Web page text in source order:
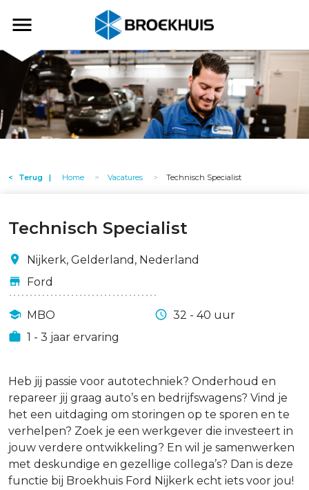
en
de
inhoud
gaan
Broekhuis
Terug Home Vacatures Technisch Specialist
Technisch Specialist
Nijkerk, Gelderland, Nederland
Ford
MBO
32 - 40 uur
1 - 3 jaar ervaring
Heb jij passie voor autotechniek? Onderhoud en
repareer jij graag auto’s en bedrijfswagens? Vind je
het een uitdaging om storingen op te sporen en te
verhelpen? Zoek je een werkgever die investeert in
jouw verdere ontwikkeling? En wil je samenwerken
met deskundige en gezellige collega’s? Dan is deze
functie bij Broekhuis Ford Nijkerk echt iets voor jou!